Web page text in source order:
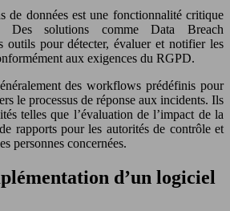
de données est une fonctionnalité critique
Des solutions comme Data Breach
outils pour détecter, évaluer et notifier les
aux exigences du RGPD.
des workflows prédéfinis pour
le processus de réponse aux incidents. Ils
telles que l’évaluation de l’impact de la
rapports pour les autorités de contrôle et
personnes concernées.
d’un logiciel